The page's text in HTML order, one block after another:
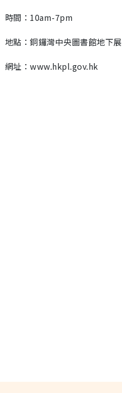
時間：10am-7pm
地點：銅鑼灣中央圖書館地下
網址：www.hkpl.gov.hk